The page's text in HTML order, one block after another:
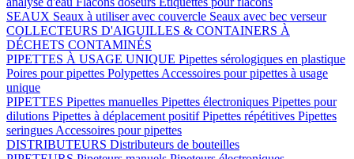
SEAUX Seaux à utiliser avec couvercle Seaux avec bec verseur
COLLECTEURS D'AIGUILLES & CONTAINERS À
DÉCHETS CONTAMINÉS
PIPETTES À USAGE UNIQUE Pipettes sérologiques en plastique
Poires pour pipettes Polypettes Accessoires pour pipettes à usage
unique
PIPETTES Pipettes manuelles Pipettes électroniques Pipettes pour
dilutions Pipettes à déplacement positifPipettes répétitives Pipettes
seringues Accessoires pour pipettes
DISTRIBUTEURS Distributeurs de bouteilles